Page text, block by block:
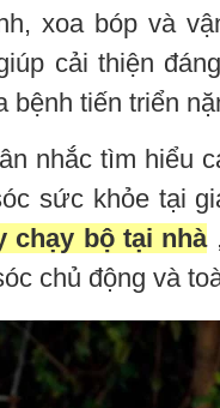
xoa bóp và
cải thiện
tiến triển
nhắc tìm hiểu
sức khỏe tại
chạy bộ tại nhà,
chủ động và